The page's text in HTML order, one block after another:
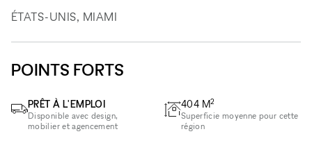
ÉTATS-UNIS, MIAMI
POINTS FORTS
PRÊT À L'EMPLOI
Disponible avec design,
mobilier et agencement
404 M2
Superficie moyenne pour cette
région